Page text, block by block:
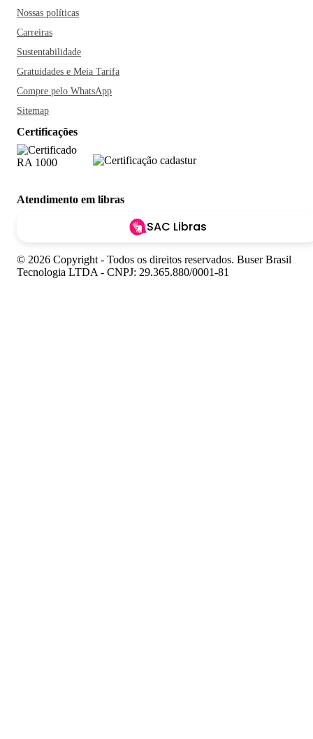
Nossas políticas
Carreiras
Sustentabilidade
Gratuidades e Meia Tarifa
Compre pelo WhatsApp
Sitemap
Certificações
Atendimento em libras
SAC Libras
© 2026 Copyright - Todos os direitos reservados. Buser Brasil
Tecnologia LTDA - CNPJ: 29.365.880/0001-81